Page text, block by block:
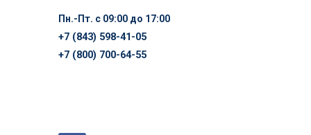
Пн.-Пт. с 09:00 до 17:00
+7 (843) 598-41-05
+7 (800) 700-64-55